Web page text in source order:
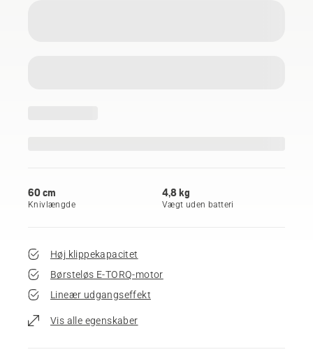
60 cm
Knivlængde
4,8 kg
Vægt uden batteri
Høj klippekapacitet
Børsteløs E-TORQ-motor
Lineær udgangseffekt
Vis alle egenskaber